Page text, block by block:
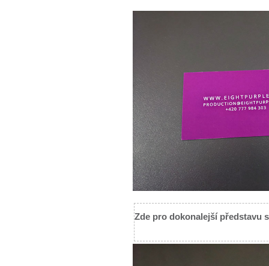
Zde pro dokonalejší představu